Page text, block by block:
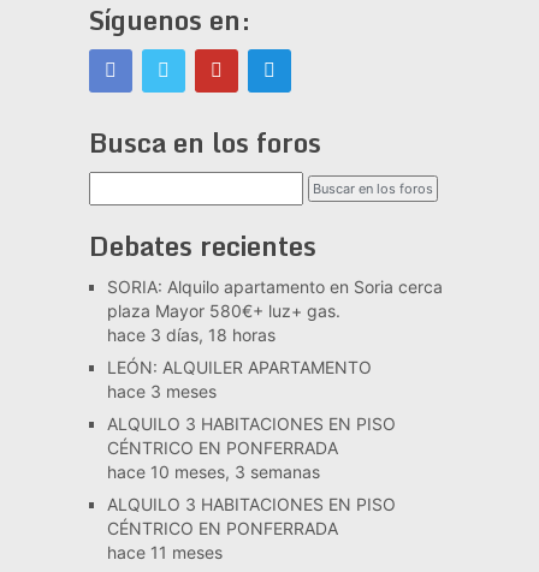
Síguenos en:
Busca en los foros
Debates recientes
SORIA: Alquilo apartamento en Soria cerca
plaza Mayor 580€+ luz+ gas.
hace 3 días, 18 horas
LEÓN: ALQUILER APARTAMENTO
hace 3 meses
ALQUILO 3 HABITACIONES EN PISO
CÉNTRICO EN PONFERRADA
hace 10 meses, 3 semanas
ALQUILO 3 HABITACIONES EN PISO
CÉNTRICO EN PONFERRADA
hace 11 meses